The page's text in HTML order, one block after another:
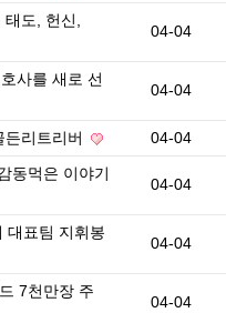
태도, 헌신,
04-04
사를 새로 선
04-04
리트리버
04-04
동먹은 이야기
04-04
대표팀 지휘봉
04-04
7천만장 주
04-04